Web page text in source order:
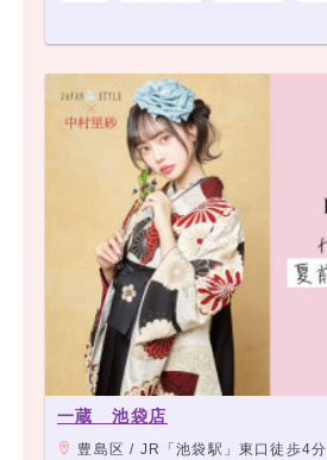
一蔵 池袋店
豊島区 / JR「池袋駅」東口徒歩4分